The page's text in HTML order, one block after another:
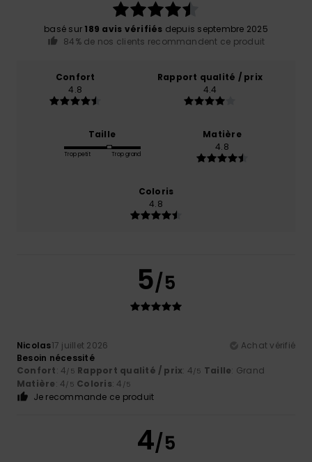
basé sur 189 avis vérifiés depuis septembre 2025
84% de nos clients recommandent ce produit
Confort
4.8
Rapport qualité / prix
4.4
Taille
Trop petit Trop grand
Matière
4.8
Coloris
4.8
5/5
Nicolas17 juillet 2026
Achat vérifié
Besoin nécessité
Confort: 4/5 Rapport qualité / prix: 4/5 Taille: Grand
Matière: 4/5 Coloris: 4 /5
Je recommande ce produit
4/5